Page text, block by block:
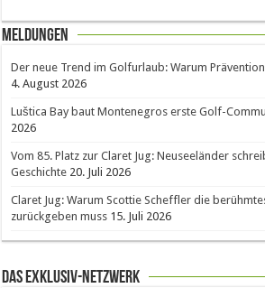
Meldungen
Der neue Trend im Golfurlaub: Warum
4. August 2026
Luštica Bay baut Montenegros erste Golf-
2026
Vom 85. Platz zur Claret Jug: Neuseeländer
Geschichte 20. Juli 2026
Claret Jug: Warum Scottie Scheffler die
zurückgeben muss 15. Juli 2026
Das Exklusiv-Netzwerk